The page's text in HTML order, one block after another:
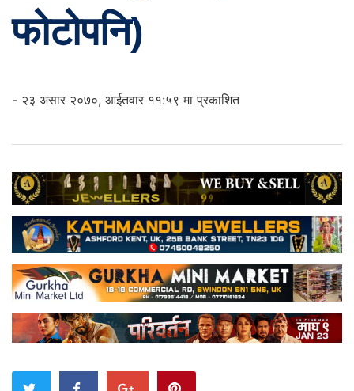
फोटोपनि)
- २३ असार २०७०, आईतवार ११:५९ मा प्रकाशित